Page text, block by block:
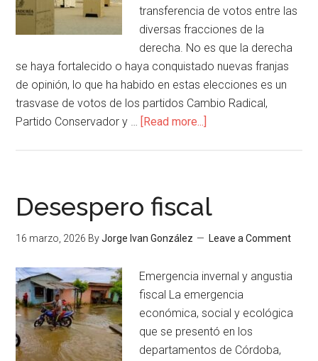
transferencia de votos entre las
diversas fracciones de la
derecha. No es que la derecha
se haya fortalecido o haya conquistado nuevas franjas
de opinión, lo que ha habido en estas elecciones es un
trasvase de votos de los partidos Cambio Radical,
Partido Conservador y … [Read more...]
Desespero fiscal
16 marzo, 2026 ByJorge Ivan González Leave a Comment
Emergencia invernal y angustia
fiscal La emergencia
económica, social y ecológica
que se presentó en los
departamentos de Córdoba,